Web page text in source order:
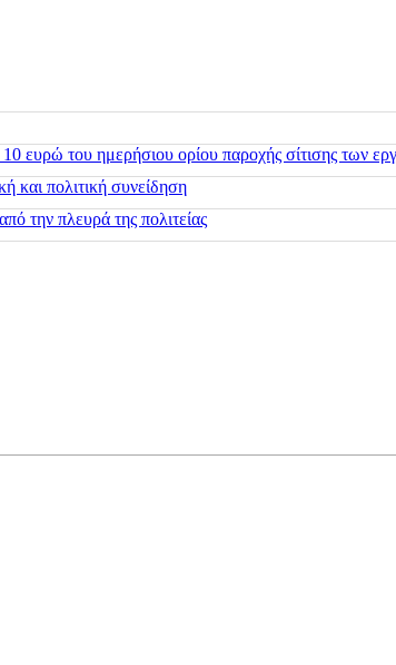
ευρώ του ημερήσιου ορίου παροχής σίτισης των
και πολιτική συνείδηση
την πλευρά της πολιτείας